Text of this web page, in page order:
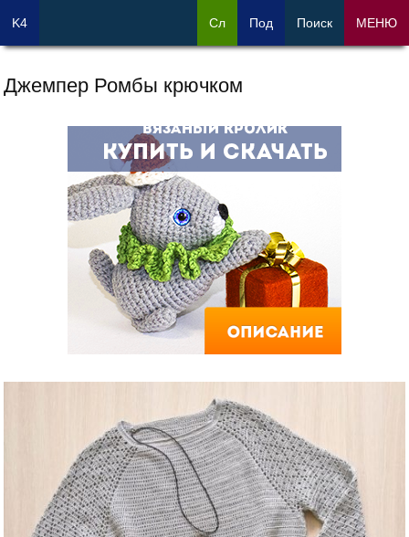
Джемпер Ромбы крючком
K4 Сл Под Поиск МЕНЮ